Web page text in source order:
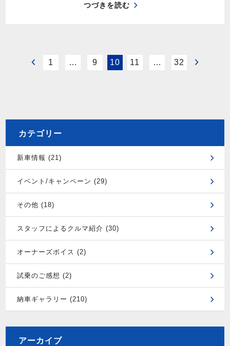
つづきを読む
1 … 9 10 11 … 32
カテゴリー
新車情報 (21)
イベント/キャンペーン (29)
その他 (18)
スタッフによるクルマ紹介 (30)
オーナーズボイス (2)
試乗のご感想 (2)
納車ギャラリー (210)
アーカイブ